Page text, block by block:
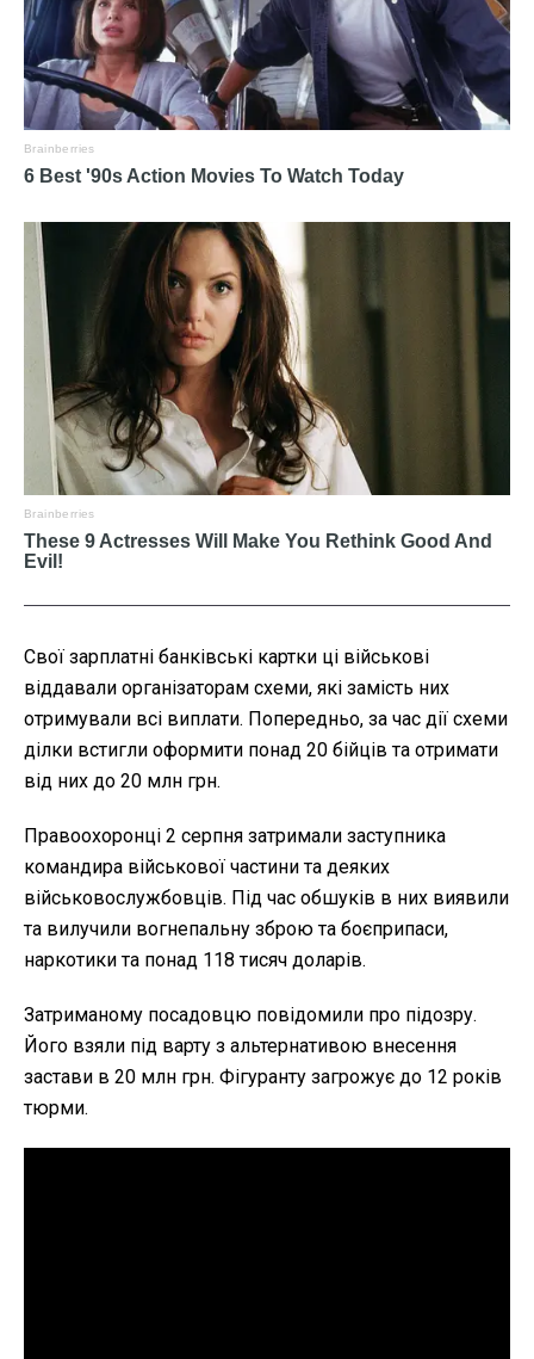
Свої зарплатні банківські картки ці військові
віддавали організаторам схеми, які замість них
отримували всі виплати. Попередньо, за час дії схеми
ділки встигли оформити понад 20 бійців та отримати
від них до 20 млн грн.
Правоохоронці 2 серпня затримали заступника
командира військової частини та деяких
військовослужбовців. Під час обшуків в них виявили
та вилучили вогнепальну зброю та боєприпаси,
наркотики та понад 118 тисяч доларів.
Затриманому посадовцю повідомили про підозру.
Його взяли під варту з альтернативою внесення
застави в 20 млн грн. Фігуранту загрожує до 12 років
тюрми.